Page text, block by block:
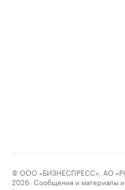
© ООО «БИЗНЕСПРЕСС», АО
2026. Сообщения и материалы